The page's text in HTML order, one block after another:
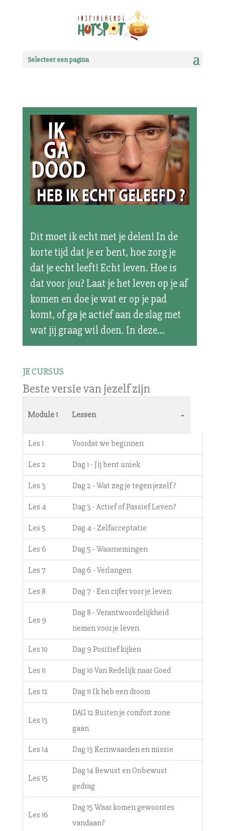
Selecteer een pagina
Dit moet ik echt met je delen! In de
korte tijd dat je er bent, hoe zorg je
dat je echt leeft! Echt leven. Hoe is
dat voor jou? Laat je het leven op je af
komen en doe je wat er op je pad
komt, of ga je actief aan de slag met
wat jij graag wil doen. In deze...
JE CURSUS
Beste versie van jezelf zijn
Module 1 Lessen -
Les 1 Voordat we beginnen
Les 2 Dag 1 - Jij bent uniek
Les 3 Dag 2 - Wat zeg je tegen jezelf?
Les 4 Dag 3 - Actief of Passief Leven?
Les 5 Dag 4 - Zelfacceptatie
Les 6 Dag 5 - Waarnemingen
Les 7 Dag 6 - Verlangen
Les 8 Dag 7 - Een cijfer voor je leven
Les 9
Dag 8 - Verantwoordelijkheid
nemen voor je leven
Les 10 Dag 9 Positief kijken
Les 11 Dag 10 Van Redelijk naar Goed
Les 12 Dag 11 Ik heb een droom
Les 13
DAG 12 Buiten je comfort zone
gaan
Les 14 Dag 13 Kernwaarden en missie
Les 15
Dag 14 Bewust en Onbewust
gedrag
Les 16
Dag 15 Waar komen gewoontes
vandaan?